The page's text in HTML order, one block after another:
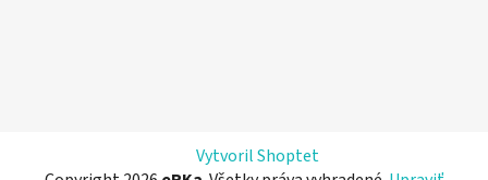
Vytvoril Shoptet